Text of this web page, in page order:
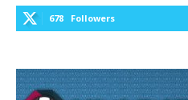
678 Followers